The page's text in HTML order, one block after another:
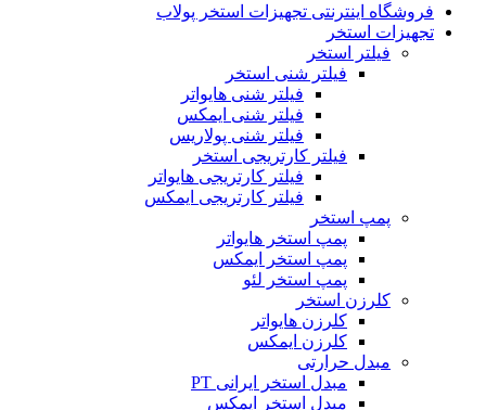
فروشگاه اینترنتی تجهیزات استخر پولاب
تجهیزات استخر
فیلتر استخر
فیلتر شنی استخر
فیلتر شنی هایواتر
فیلتر شنی ایمکس
فیلتر شنی پولاریس
فیلتر کارتریجی استخر
فیلتر کارتریجی هایواتر
فیلتر کارتریجی ایمکس
پمپ استخر
پمپ استخر هایواتر
پمپ استخر ایمکس
پمپ استخر لئو
کلرزن استخر
کلرزن هایواتر
کلرزن ایمکس
مبدل حرارتی
مبدل استخر ایرانی PT
مبدل استخر ایمکس